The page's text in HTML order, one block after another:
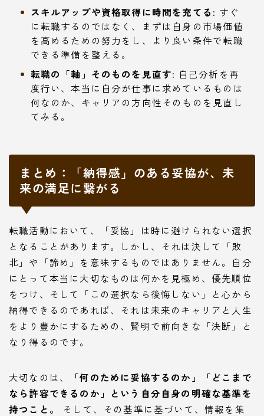
スキルアップや資格取得に時間を充てる: すぐ
に転職するのではなく、まずは自身の市場価値
を高めるための努力をし、より良い条件で転職
できる準備を整える。
転職の「軸」そのものを見直す: 自己分析を再
度行い、本当に自分が仕事に求めているものは
何なのか、キャリアの方向性そのものを見直し
てみる。
まとめ：「納得感」のある妥協が、未
来の満足に繋がる
転職活動において、「妥協」は時に避けられない選択
となることがあります。しかし、それは決して「敗
北」や「諦め」を意味するものではありません。自分
にとって本当に大切なものは何かを見極め、優先順位
をつけ、そして「この選択なら後悔しない」と心から
納得できるのであれば、それは未来のキャリアと人生
をより豊かにするための、賢明で前向きな「決断」と
なり得るのです。
大切なのは、
「何のために妥協するのか」「どこまで
なら許容できるのか」という自分自身の明確な基準を
持つこと。
そして、その基準に基づいて、情報を集